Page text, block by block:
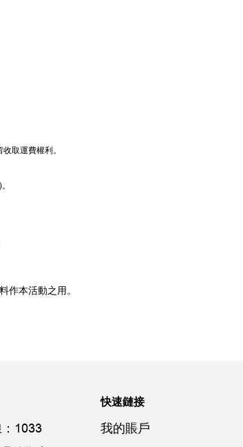
取運費權利。
)。
作本活動之用。
1033
快速鏈接
我的賬戶